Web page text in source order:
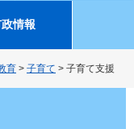
情報
育 > 子育て > 子育て支援